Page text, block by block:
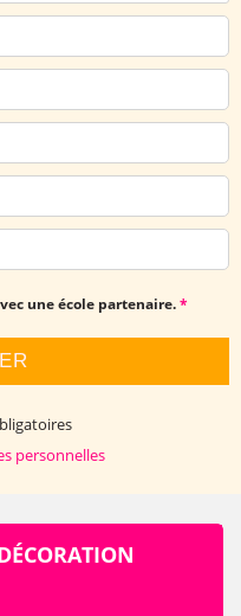
une école partenaire.*
personnelles